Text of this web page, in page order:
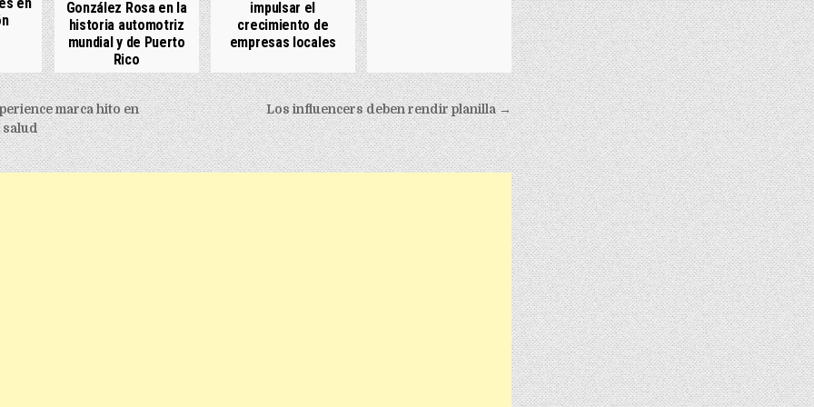
González Rosa en la
historia automotriz
mundial y de Puerto
Rico
impulsar el
crecimiento de
empresas locales
Los influencers deben rendir planilla →
marca hito en
salud